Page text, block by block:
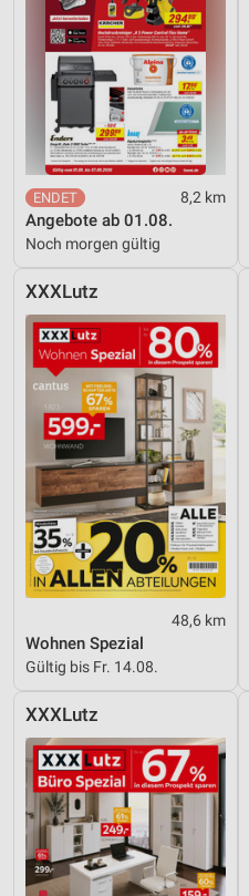
8,2 km
Angebote ab 01.08.
Noch morgen gültig
XXXLutz
48,6 km
Wohnen Spezial
Gültig bis Fr. 14.08.
XXXLutz